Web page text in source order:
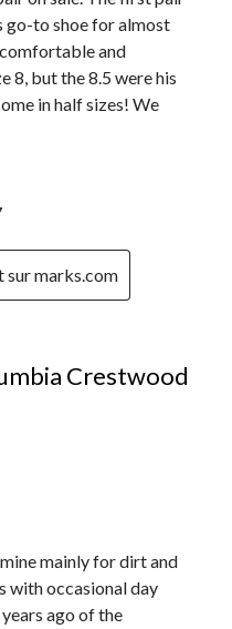
go-to shoe for almost
and
8, but the 8.5 were his
in half sizes! We
marks.com
Crestwood
mainly for dirt and
with occasional day
ago of the